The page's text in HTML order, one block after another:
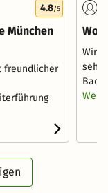
4.8/5
München
freundlicher
Wir
sehr
Bad